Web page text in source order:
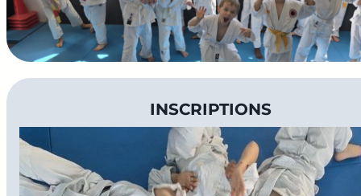
INSCRIPTIONS